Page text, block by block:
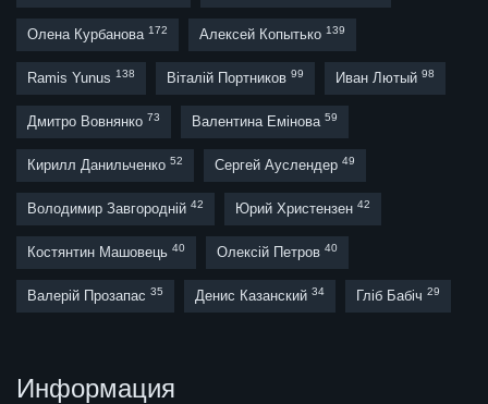
Олена Курбанова 172 Алексей Копытько 139
Ramis Yunus 138 Віталій Портников 99 Иван Лютый 98
Дмитро Вовнянко 73 Валентина Емінова 59
Кирилл Данильченко 52 Сергей Ауслендер 49
Володимир Завгородній 42 Юрий Христензен 42
Костянтин Машовець 40 Олексій Петров 40
Валерій Прозапас 35 Денис Казанский 34 Гліб Бабіч 29
Информация